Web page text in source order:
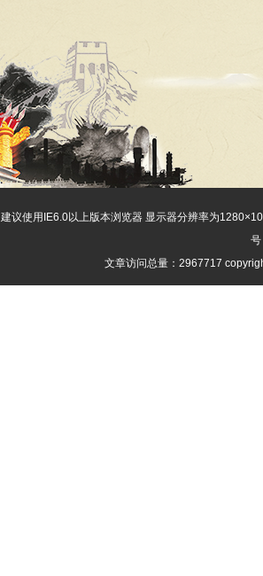
建议使用IE6.0以上版本浏览器 显示器分辨率为
号
文章访问总量：2967717